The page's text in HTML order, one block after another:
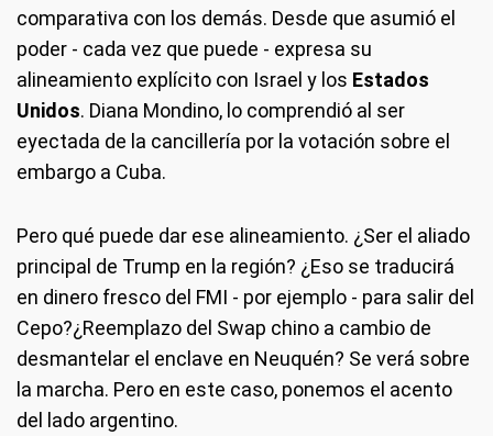
comparativa con los demás. Desde que asumió el
poder - cada vez que puede - expresa su
alineamiento explícito con Israel y los Estados
Unidos. Diana Mondino, lo comprendió al ser
eyectada de la cancillería por la votación sobre el
embargo a Cuba.
Pero qué puede dar ese alineamiento. ¿Ser el aliado
principal de Trump en la región? ¿Eso se traducirá
en dinero fresco del FMI - por ejemplo - para salir del
Cepo?¿Reemplazo del Swap chino a cambio de
desmantelar el enclave en Neuquén? Se verá sobre
la marcha. Pero en este caso, ponemos el acento
del lado argentino.